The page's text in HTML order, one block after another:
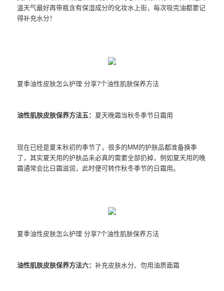
温天气最好再带瓶含有保湿成分的化妆水上街，每次吸完油都要记
得补充水分！
夏季油性皮肤怎么护理 分享7个油性肌肤保养方法
油性肌肤皮肤保养方法五： 夏天晚霜当秋冬季节日霜用
现在已经是夏末秋初的季节了，很多的MM的护肤品都准备换季
了，其实夏天用的护肤品未必真的需要全部扔掉，例如夏天用的晚
霜通常会比日霜滋润，此时便可转作秋冬季节的日霜用。
夏季油性皮肤怎么护理 分享7个油性肌肤保养方法
油性肌肤皮肤保养方法六：补充皮肤水分、勿用油质面霜